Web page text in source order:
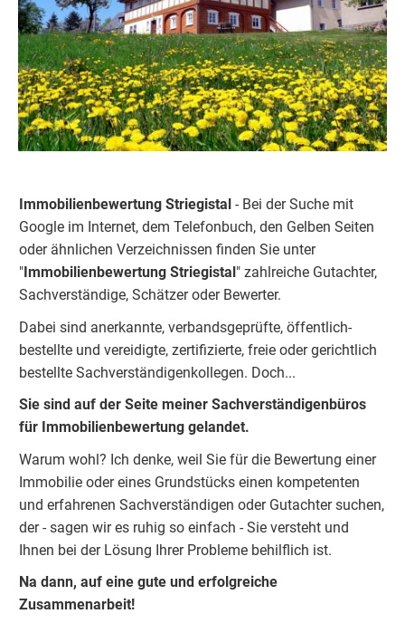
Immobilienbewertung Striegistal - Bei der Suche mit
Google im Internet, dem Telefonbuch, den Gelben Seiten
oder ähnlichen Verzeichnissen finden Sie unter
" Immobilienbewertung Striegistal " zahlreiche Gutachter,
Sachverständige, Schätzer oder Bewerter.
Dabei sind anerkannte, verbandsgeprüfte, öffentlich-
bestellte und vereidigte, zertifizierte, freie oder gerichtlich
bestellte Sachverständigenkollegen. Doch...
Sie sind auf der Seite meiner Sachverständigenbüros
für Immobilienbewertung gelandet.
Warum wohl? Ich denke, weil Sie für die Bewertung einer
Immobilie oder eines Grundstücks einen kompetenten
und erfahrenen Sachverständigen oder Gutachter suchen,
der - sagen wir es ruhig so einfach - Sie versteht und
Ihnen bei der Lösung Ihrer Probleme behilflich ist.
Na dann, auf eine gute und erfolgreiche
Zusammenarbeit!